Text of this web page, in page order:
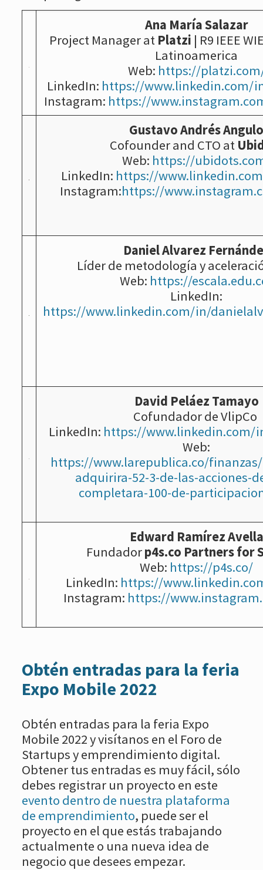
Ana María Salazar
Project Manager at Platzi | R9 IEEE
Latinoamerica
Web: https://
LinkedIn: https://www.linkedin.com/
Instagram: https://
Gustavo Andrés
Cofounder and CTO at
Web: https://
LinkedIn: https://
Instagram:https://
Daniel Alvarez
Líder de metodología y
Web: https://
LinkedIn:
https://www.linkedin.com/in/
David Peláez Tamayo
Cofundador de VlipCo
LinkedIn: https://www.linkedin.com/
Web:
https://www.larepublica.co/
adquirira-52-3-de-las-acciones-
completara-100-de-
Edward Ramírez Avella
Fundadorp4s.co Partners for
Web: https://p4s.co/
LinkedIn: https://
Instagram: https://
Obtén entradas para la feria
Expo Mobile 2022
Obtén entradas para la feria Expo
Mobile 2022 y visítanos en el Foro de
Startups y emprendimiento digital.
Obtener tus entradas es muy fácil, sólo
debes registrar un proyecto en este
evento dentro de nuestra plataforma
de emprendimiento, puede ser el
proyecto en el que estás trabajando
actualmente o una nueva idea de
negocio que desees empezar.